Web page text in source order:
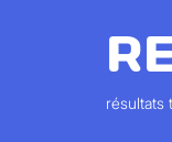
résultats